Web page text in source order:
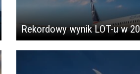
Rekordowy wynik LOT-u w